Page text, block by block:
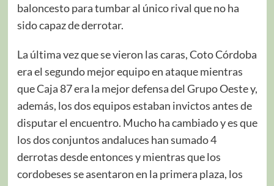
baloncesto para tumbar al único rival que no ha
sido capaz de derrotar.
La última vez que se vieron las caras, Coto Córdoba
era el segundo mejor equipo en ataque mientras
que Caja 87 era la mejor defensa del Grupo Oeste y,
además, los dos equipos estaban invictos antes de
disputar el encuentro. Mucho ha cambiado y es que
los dos conjuntos andaluces han sumado 4
derrotas desde entonces y mientras que los
cordobeses se asentaron en la primera plaza, los